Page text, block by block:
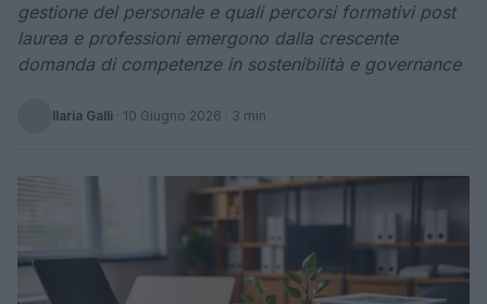
gestione del personale e quali percorsi formativi post
laurea e professioni emergono dalla crescente
domanda di competenze in sostenibilità e governance
Ilaria Galli · 10 Giugno 2026 · 3 min